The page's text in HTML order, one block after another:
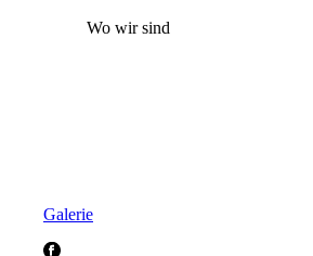
Wo wir sind
Galerie